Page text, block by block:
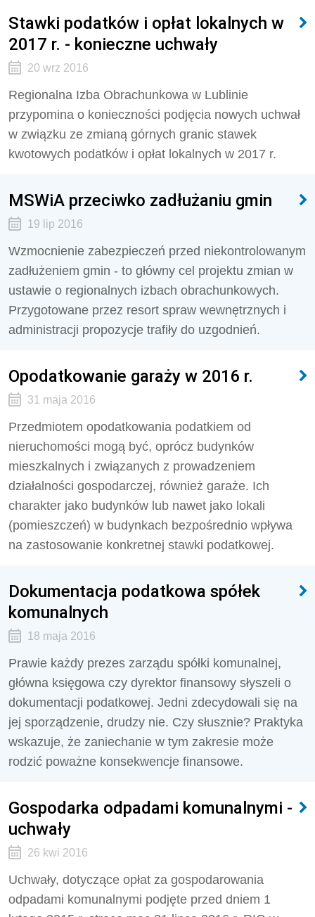
Stawki podatków i opłat lokalnych w
2017 r. - konieczne uchwały
20 wrz 2016
Regionalna Izba Obrachunkowa w Lublinie
przypomina o konieczności podjęcia nowych uchwał
w związku ze zmianą górnych granic stawek
kwotowych podatków i opłat lokalnych w 2017 r.
MSWiA przeciwko zadłużaniu gmin
19 lip 2016
Wzmocnienie zabezpieczeń przed niekontrolowanym
zadłużeniem gmin - to główny cel projektu zmian w
ustawie o regionalnych izbach obrachunkowych.
Przygotowane przez resort spraw wewnętrznych i
administracji propozycje trafiły do uzgodnień.
Opodatkowanie garaży w 2016 r.
31 maja 2016
Przedmiotem opodatkowania podatkiem od
nieruchomości mogą być, oprócz budynków
mieszkalnych i związanych z prowadzeniem
działalności gospodarczej, również garaże. Ich
charakter jako budynków lub nawet jako lokali
(pomieszczeń) w budynkach bezpośrednio wpływa
na zastosowanie konkretnej stawki podatkowej.
Dokumentacja podatkowa spółek
komunalnych
18 maja 2016
Prawie każdy prezes zarządu spółki komunalnej,
główna księgowa czy dyrektor finansowy słyszeli o
dokumentacji podatkowej. Jedni zdecydowali się na
jej sporządzenie, drudzy nie. Czy słusznie? Praktyka
wskazuje, że zaniechanie w tym zakresie może
rodzić poważne konsekwencje finansowe.
Gospodarka odpadami komunalnymi -
uchwały
26 kwi 2016
Uchwały, dotyczące opłat za gospodarowania
odpadami komunalnymi podjęte przed dniem 1